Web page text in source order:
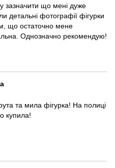
зазначити що мені дуже
детальні фотографії фігурки
що остаточно мене
Однозначно рекомендую!
та мила фігурка! На полиці
купила!